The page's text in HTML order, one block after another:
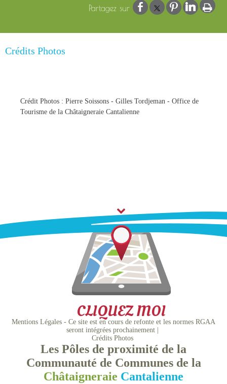
Crédits Photos
Crédit Photos : Pierre Soissons - Gilles Tordjeman - Office de
Tourisme de la Châtaigneraie Cantalienne
CLIQUEZ MOI
Mentions Légales - Ce site est en cours de refonte et les normes RGAA
seront intégrées prochainement
Crédits Photos
Les Pôles de proximité de la
Communauté de Communes de la
Châtaigneraie Cantalienne